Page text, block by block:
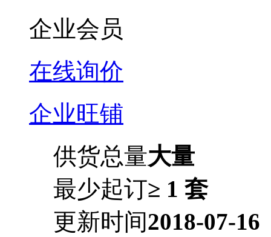
企业会员
在线询价
企业旺铺
供货总量大量
最少起订≥ 1 套
更新时间2018-07-16